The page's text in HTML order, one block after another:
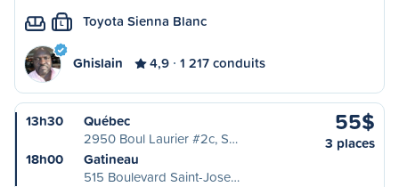
L Toyota Sienna Blanc
Ghislain 4,9 1 217 conduits
13h30
Québec
2950 Boul Laurier #2c, S…
18h00
Gatineau
515 Boulevard Saint-Jose…
55$
3 places